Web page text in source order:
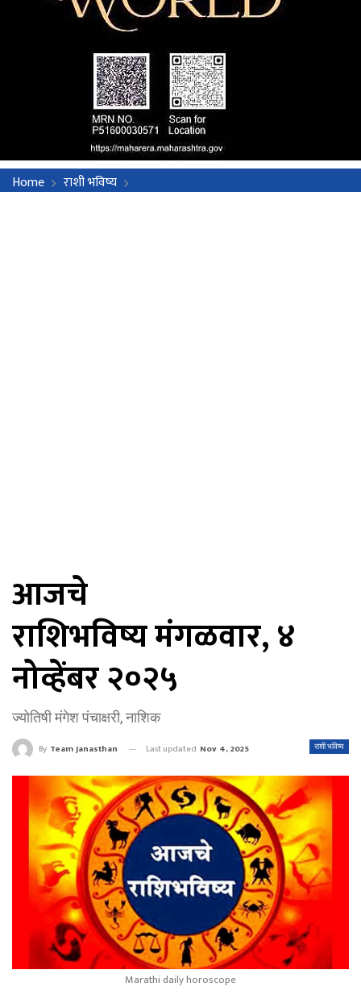
Home राशी भविष्य
आजचे
राशिभविष्य मंगळवार, ४
नोव्हेंबर २०२५
ज्योतिषी मंगेश पंचाक्षरी, नाशिक
राशी भविष्य
By Team Janasthan Last updated Nov 4, 2025
Marathi daily horoscope